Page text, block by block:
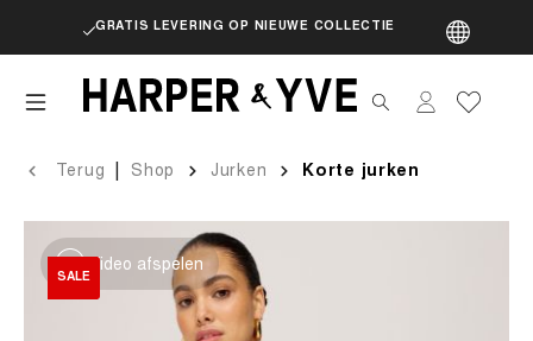
GRATIS LEVERING OP NIEUWE COLLECTIE
Terug Shop Jurken Korte jurken
Video afspelen
SALE